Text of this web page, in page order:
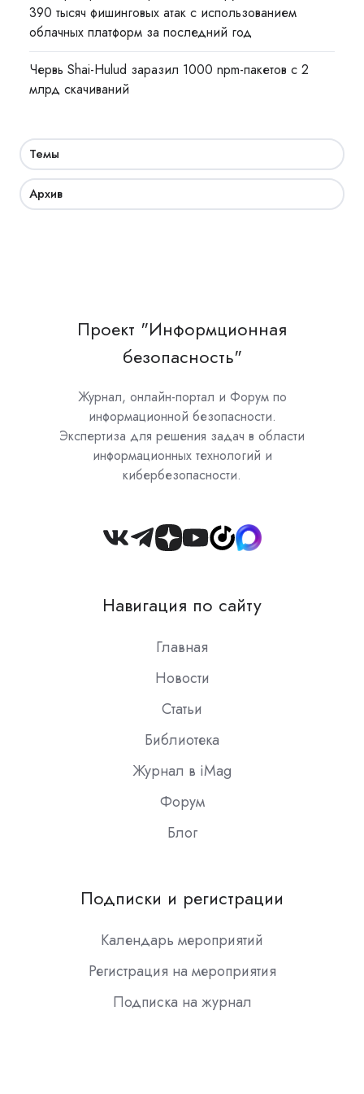
390 тысяч фишинговых атак с использованием
облачных платформ за последний год
Червь Shai-Hulud заразил 1000 npm-пакетов с 2
млрд скачиваний
Темы
Архив
Проект "Информционная
безопасность"
Журнал, онлайн-портал и Форум по
информационной безопасности.
Экспертиза для решения задач в области
информационных технологий и
кибербезопасности.
Join
Slack
Навигация по сайту
Главная
Новости
Статьи
Библиотека
Журнал в iMag
Форум
Блог
Подписки и регистрации
Календарь мероприятий
Регистрация на мероприятия
Подписка на журнал